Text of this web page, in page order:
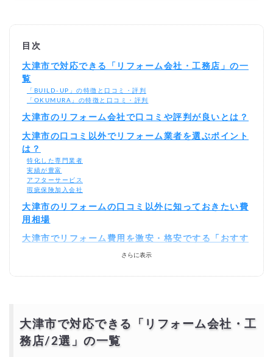
目次
大津市で対応できる「リフォーム会社・工務店」の一
覧
「BUILD-UP」の特徴と口コミ・評判
「OKUMURA」の特徴と口コミ・評判
大津市のリフォーム会社で口コミや評判が良いとは？
大津市の口コミ以外でリフォーム業者を選ぶポイント
は？
特化した専門業者
実績が豊富
アフターサービス
瑕疵保険加入会社
大津市のリフォームの口コミ以外に知っておきたい費
用相場
大津市でリフォーム費用を激安・格安でする「おすす
さらに表示
大津市で対応できる「リフォーム会社・工
務店/2選 」の一覧